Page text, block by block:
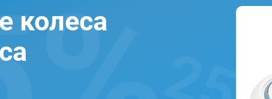
колеса